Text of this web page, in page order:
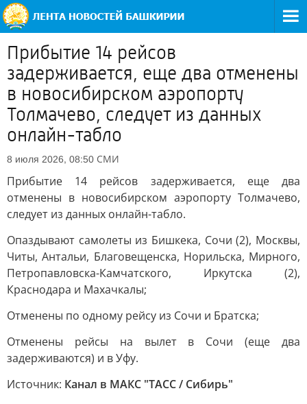
Прибытие 14 рейсов
задерживается, еще два отменены
в новосибирском аэропорту
Толмачево, следует из данных
онлайн-табло
8 июля 2026, 08:50 СМИ
Прибытие 14 рейсов задерживается, еще два
отменены в новосибирском аэропорту Толмачево,
следует из данных онлайн-табло.
Опаздывают самолеты из Бишкека, Сочи (2), Москвы,
Читы, Антальи, Благовещенска, Норильска, Мирного,
Петропавловска-Камчатского, Иркутска (2),
Краснодара и Махачкалы;
Отменены по одному рейсу из Сочи и Братска;
Отменены рейсы на вылет в Сочи (еще два
задерживаются) и в Уфу.
Источник: Канал в МАКС "ТАСС / Сибирь"